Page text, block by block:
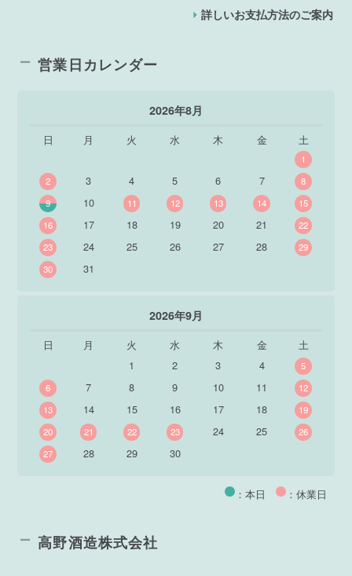
詳しいお支払方法のご案内
営業日カレンダー
2026年8月
日 月 火 水 木 金 土
1
2
3 4 5 6 7
8
9
10 11 12 13 14
15
16
17 18 19 20 21
22
23
24 25 26 27 28
29
30
31
2026年9月
日 月 火 水 木 金
土
1
2 3 4
5
6
7 8 9 10 11
12
13
14 15 16 17 18
19
20
21 22 23 24 25
26
27
28 29 30
：本日 ：休業日
高野酒造株式会社